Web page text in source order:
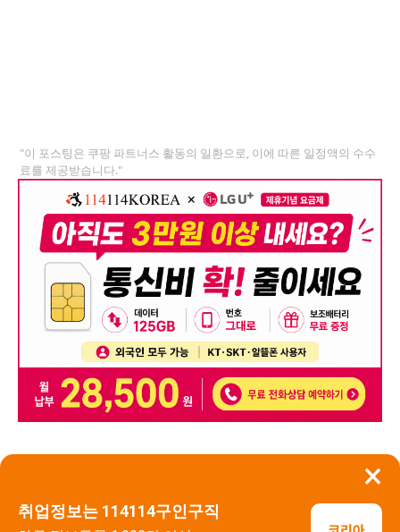
×
취업정보는 114114구인구직
"이 포스팅은 쿠팡 파트너스 활동의 일환으로, 이에 따른 일정액의 수수
료를 제공받습니다."